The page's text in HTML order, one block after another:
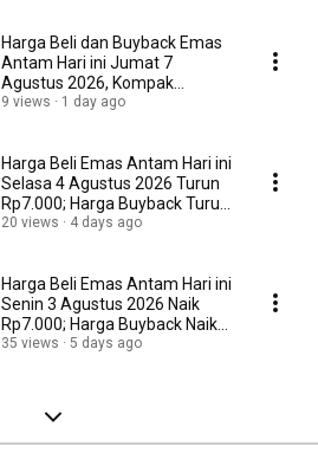
Harga Beli dan Buyback Emas
Antam Hari ini Jumat 7
Agustus 2026, Kompak
Merosot Rp29.000
9 views 1 day ago
Harga Beli Emas Antam Hari ini
Selasa 4 Agustus 2026 Turun
Rp7.000; Harga Buyback Turun
Rp5.000
20 views 4 days ago
Harga Beli Emas Antam Hari ini
Senin 3 Agustus 2026 Naik
Rp7.000; Harga Buyback Naik
Rp11.000
35 views 5 days ago